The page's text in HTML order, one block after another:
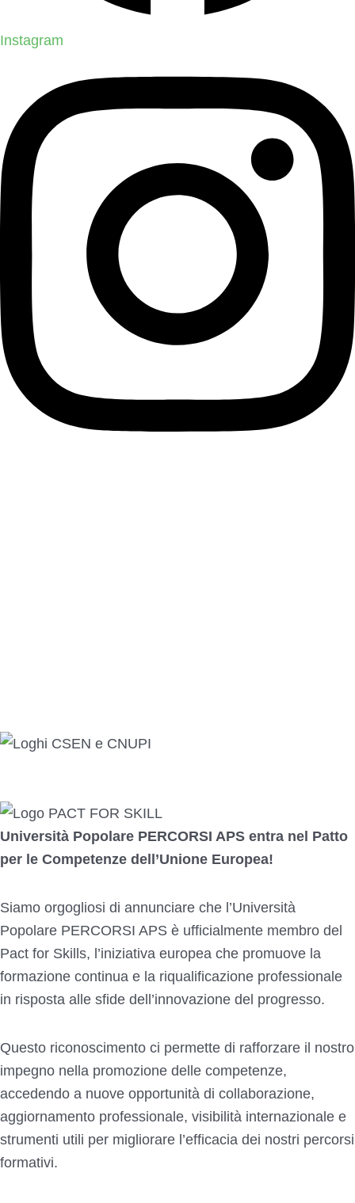
Instagram
Università Popolare PERCORSI APS entra nel Patto
per le Competenze dell’Unione Europea!
Siamo orgogliosi di annunciare che l’Università
Popolare PERCORSI APS è ufficialmente membro del
Pact for Skills, l’iniziativa europea che promuove la
formazione continua e la riqualificazione professionale
in risposta alle sfide dell’innovazione del progresso.
Questo riconoscimento ci permette di rafforzare il nostro
impegno nella promozione delle competenze,
accedendo a nuove opportunità di collaborazione,
aggiornamento professionale, visibilità internazionale e
strumenti utili per migliorare l’efficacia dei nostri percorsi
formativi.